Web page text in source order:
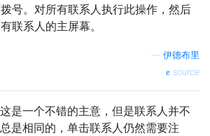
号。对所有联系人执行此操作，然后
联系人的主屏幕。
伊德布里
source
这是一个不错的主意，但是联系人并不
总是相同的，单击联系人仍然需要注